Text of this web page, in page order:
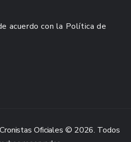
acuerdo con la Política de
Oficiales © 2026. Todos